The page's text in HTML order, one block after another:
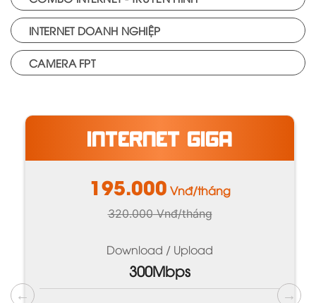
INTERNET DOANH NGHIỆP
CAMERA FPT
INTERNET GIGA
195.000 Vnđ/tháng
320.000Vnđ/tháng
Download / Upload
300Mbps